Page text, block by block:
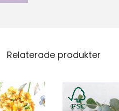
Relaterade produkter